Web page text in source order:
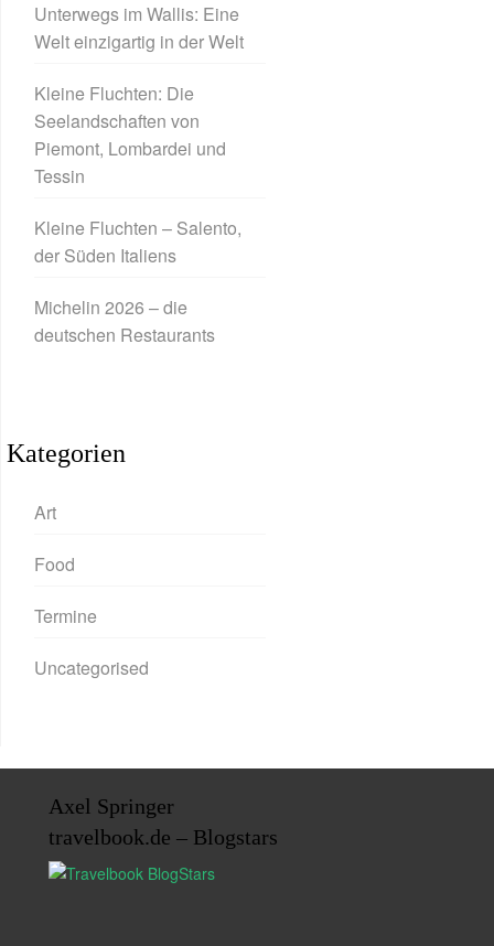
Unterwegs im Wallis: Eine
Welt einzigartig in der Welt
Kleine Fluchten: Die
Seelandschaften von
Piemont, Lombardei und
Tessin
Kleine Fluchten – Salento,
der Süden Italiens
Michelin 2026 – die
deutschen Restaurants
Kategorien
Art
Food
Termine
Uncategorised
Axel Springer
travelbook.de – Blogstars